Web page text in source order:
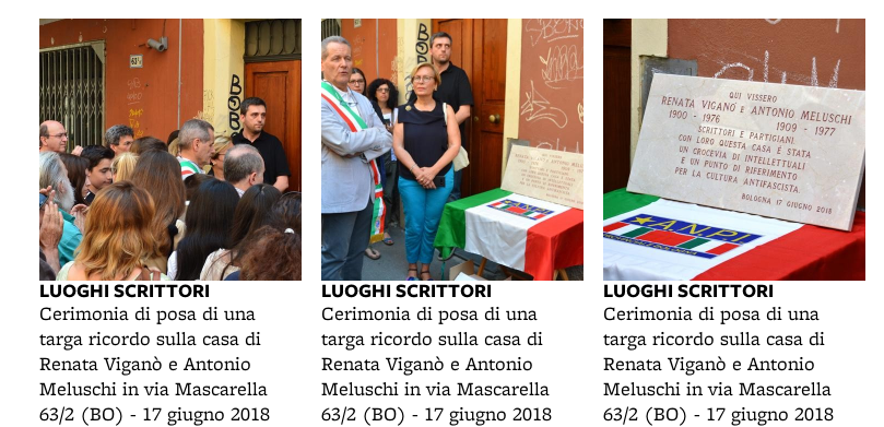
LUOGHI SCRITTORI
Cerimonia di posa di una
targa ricordo sulla casa di
Renata Viganò e Antonio
Meluschi in via Mascarella
63/2 (BO) - 17 giugno 2018
LUOGHI SCRITTORI
Cerimonia di posa di una
targa ricordo sulla casa di
Renata Viganò e Antonio
Meluschi in via Mascarella
63/2 (BO) - 17 giugno 2018
LUOGHI SCRITTORI
Cerimonia di posa di una
targa ricordo sulla casa di
Renata Viganò e Antonio
Meluschi in via Mascarella
63/2 (BO) - 17 giugno 2018